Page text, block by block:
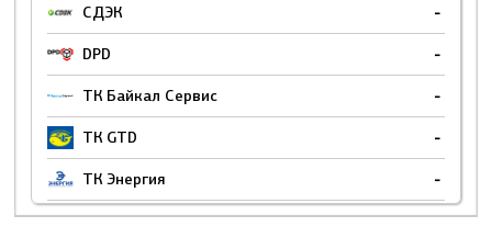
СДЭК -
DPD -
ТК Байкал Сервис -
ТК GTD -
ТК Энергия -